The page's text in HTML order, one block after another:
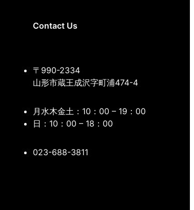
Contact Us
〒990-2334
山形市蔵王成沢字町浦474-4
月水木金土：10：00 – 19：00
日：10：00 – 18：00
023-688-3811